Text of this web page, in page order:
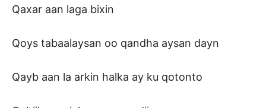
Qaxar aan laga bixin
Qoys tabaalaysan oo qandha aysan dayn
Qayb aan la arkin halka ay ku qotonto